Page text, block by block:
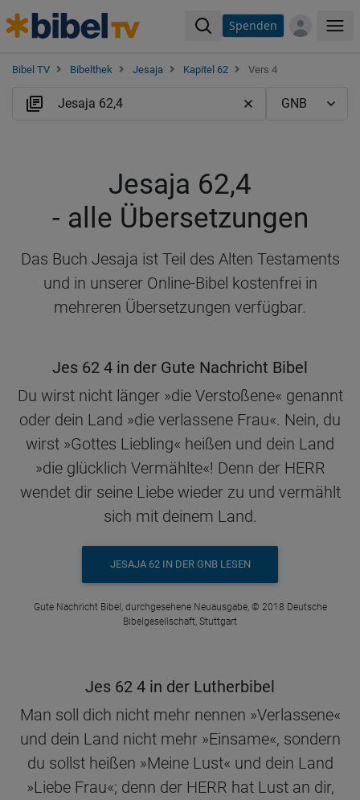
Spenden
Bibel TV Bibelthek Jesaja Kapitel 62 Vers 4
Jesaja 62,4
- alle Übersetzungen
Das Buch Jesaja ist Teil des Alten Testaments
und in unserer Online-Bibel kostenfrei in
mehreren Übersetzungen verfügbar.
Jes 62 4 in der Gute Nachricht Bibel
Du wirst nicht länger »die Verstoßene« genannt
oder dein Land »die verlassene Frau«. Nein, du
wirst »Gottes Liebling« heißen und dein Land
»die glücklich Vermählte«! Denn der HERR
wendet dir seine Liebe wieder zu und vermählt
sich mit deinem Land.
JESAJA 62 IN DER GNB LESEN
Gute Nachricht Bibel, durchgesehene Neuausgabe, © 2018 Deutsche
Bibelgesellschaft, Stuttgart
Jes 62 4 in der Lutherbibel
Man soll dich nicht mehr nennen »Verlassene«
und dein Land nicht mehr »Einsame«, sondern
du sollst heißen »Meine Lust« und dein Land
»Liebe Frau«; denn der HERR hat Lust an dir,